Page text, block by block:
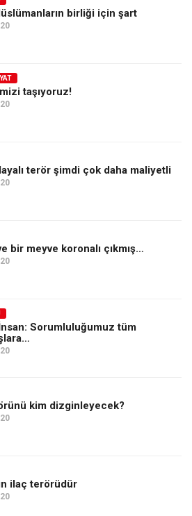
birliği için şart
taşıyoruz!
terör şimdi çok daha maliyetli
bir meyve koronalı çıkmış…
Sorumluluğumuz tüm
kim dizginleyecek?
ilaç terörüdür